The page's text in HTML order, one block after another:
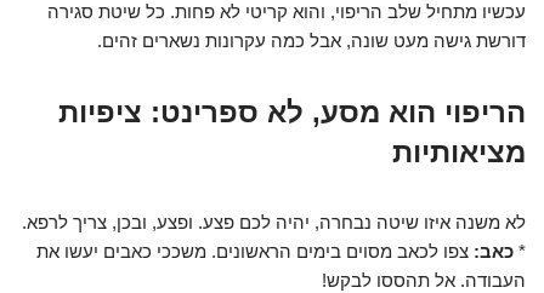
עכשיו מתחיל שלב הריפוי, והוא קריטי לא פחות. כל שיטת סגירה
דורשת גישה מעט שונה, אבל כמה עקרונות נשארים זהים.
הריפוי הוא מסע, לא ספרינט: ציפיות
מציאותיות
לא משנה איזו שיטה נבחרה, יהיה לכם פצע. ופצע, ובכן, צריך לרפא.
* כאב: צפו לכאב מסוים בימים הראשונים. משככי כאבים יעשו את
העבודה. אל תהססו לבקש!